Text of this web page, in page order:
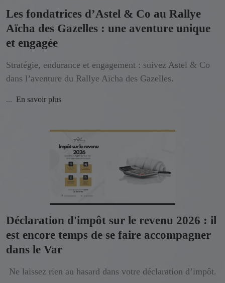
Les fondatrices d’Astel & Co au Rallye
Aïcha des Gazelles : une aventure unique
et engagée
Stratégie, endurance et engagement : suivez Astel & Co
dans l’aventure du Rallye Aïcha des Gazelles.
... En savoir plus
Déclaration d'impôt sur le revenu 2026 : il
est encore temps de se faire accompagner
dans le Var
Ne laissez rien au hasard dans votre déclaration d’impôt.